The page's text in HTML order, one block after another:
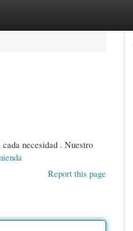
necesidad . Nuestro
Report this page